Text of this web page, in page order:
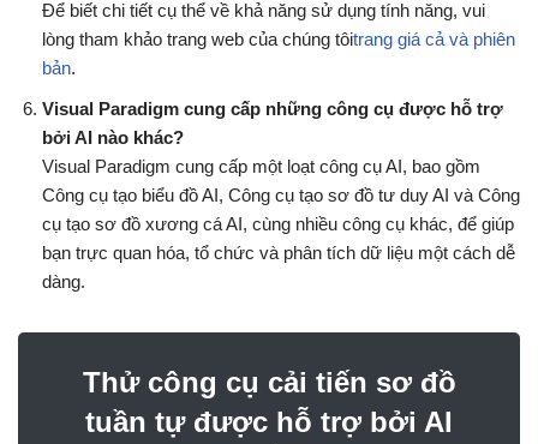
Để biết chi tiết cụ thể về khả năng sử dụng tính năng, vui
lòng tham khảo trang web của chúng tôitrang giá cả và phiên
bản.
Visual Paradigm cung cấp những công cụ được hỗ trợ
bởi AI nào khác?
Visual Paradigm cung cấp một loạt công cụ AI, bao gồm
Công cụ tạo biểu đồ AI, Công cụ tạo sơ đồ tư duy AI và Công
cụ tạo sơ đồ xương cá AI, cùng nhiều công cụ khác, để giúp
bạn trực quan hóa, tổ chức và phân tích dữ liệu một cách dễ
dàng.
Thử công cụ cải tiến sơ đồ
tuần tự được hỗ trợ bởi AI